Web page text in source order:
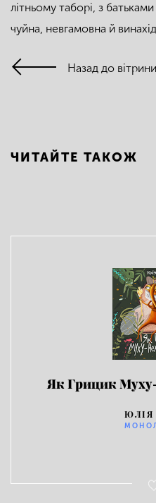
літньому таборі, з
чуйна, невгамовна й
Назад до вітрини
ЧИТАЙТЕ ТАКОЖ
Як Грицик
ЮЛІЯ